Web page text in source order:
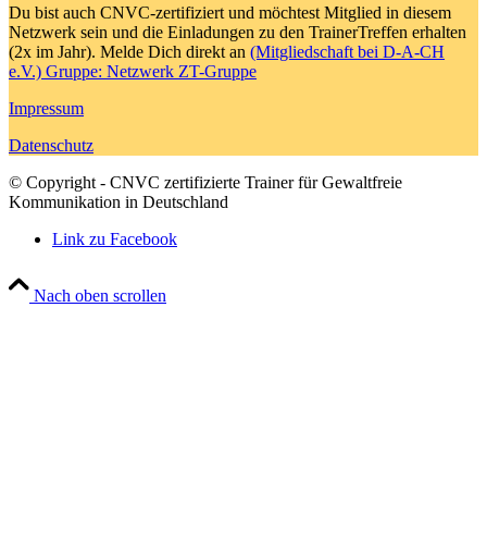
Du bist auch CNVC-zertifiziert und möchtest Mitglied in diesem
Netzwerk sein und die Einladungen zu den TrainerTreffen erhalten
(2x im Jahr). Melde Dich direkt an (Mitgliedschaft bei D-A-CH
e.V.) Gruppe: Netzwerk ZT-Gruppe
Impressum
Datenschutz
© Copyright - CNVC zertifizierte Trainer für Gewaltfreie
Kommunikation in Deutschland
Link zu Facebook
Nach oben scrollen